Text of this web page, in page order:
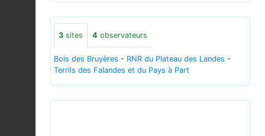
3 sites 4 observateurs
Bois des Bruyères - RNR du Plateau des Landes -
Terrils des Falandes et du Pays à Part